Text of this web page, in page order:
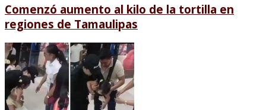
Comenzó aumento al kilo de la tortilla en
regiones de Tamaulipas